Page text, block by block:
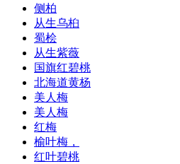
侧柏
从生乌桕
蜀桧
从生紫薇
国旗红碧桃
北海道黄杨
美人梅
美人梅
红梅
榆叶梅，
红叶碧桃